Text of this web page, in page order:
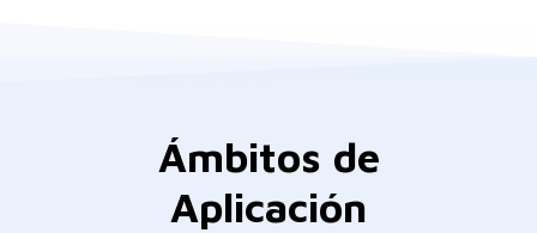
Ámbitos de
Aplicación